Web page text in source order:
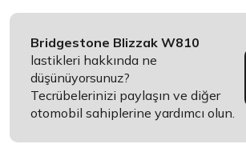
Bridgestone Blizzak W810
lastikleri hakkında ne
düşünüyorsunuz?
Tecrübelerinizi paylaşın ve diğer
otomobil sahiplerine yardımcı olun.